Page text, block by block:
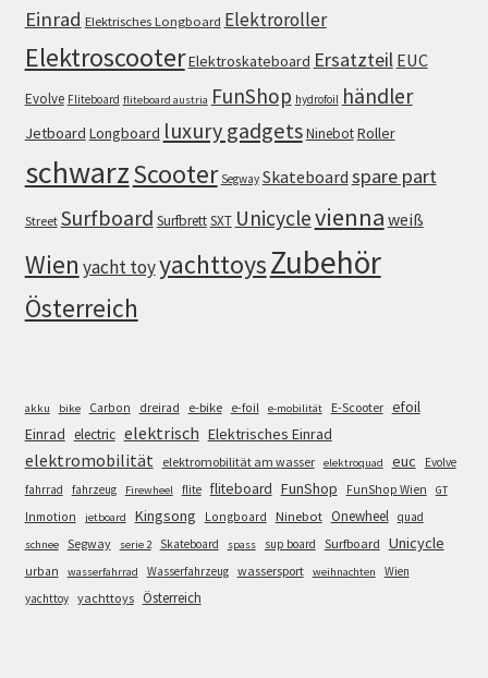
Einrad Elektrisches Longboard Elektroroller
ElektroscooterElektroskateboard Ersatzteil EUC
Evolve Fliteboard fliteboard austria FunShop hydrofoil händler
Jetboard Longboard luxury gadgetsNinebotRoller
schwarzScooter Segway Skateboard spare part
Street Surfboard SurfbrettSXT Unicyclevienna weiß
Wien yacht toyyachttoysZubehör
Österreich
akku bike Carbon dreirad e-bike e-foil e-mobilität E-Scooter efoil
Einrad electric elektrisch Elektrisches Einrad
elektromobilität elektromobilität am wasser elektroquad euc
Evolve
fahrrad
fahrzeug Firewheel flite fliteboard FunShop FunShop Wien GT
Inmotion jetboard Kingsong Longboard Ninebot Onewheel quad
schnee Segway serie 2 Skateboard spass sup board Surfboard Unicycle
urban wasserfahrrad Wasserfahrzeug wassersport weihnachten
Wien
yachttoy yachttoys Österreich